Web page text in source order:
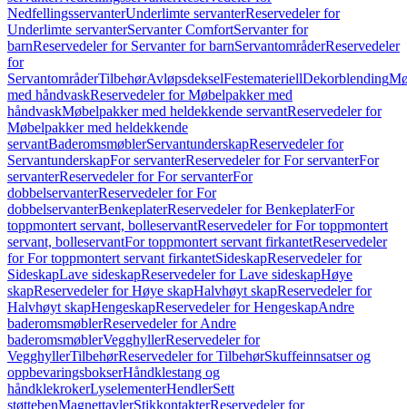
NedfellingsservanterUnderlimte servanterReservedeler for
Underlimte servanterServanter ComfortServanter for
barnReservedeler for Servanter for barnServantområderReservedeler
for
ServantområderTilbehørAvløpsdekselFestemateriellDekorblending
med håndvaskReservedeler for Møbelpakker med
håndvaskMøbelpakker med heldekkende servantReservedeler for
Møbelpakker med heldekkende
servantBaderomsmøblerServantunderskapReservedeler for
ServantunderskapFor servanterReservedeler for For servanterFor
servanterReservedeler for For servanterFor
dobbelservanterReservedeler for For
dobbelservanterBenkeplaterReservedeler for BenkeplaterFor
toppmontert servant, bolleservantReservedeler for For toppmontert
servant, bolleservantFor toppmontert servant firkantetReservedeler
for For toppmontert servant firkantetSideskapReservedeler for
SideskapLave sideskapReservedeler for Lave sideskapHøye
skapReservedeler for Høye skapHalvhøyt skapReservedeler for
Halvhøyt skapHengeskapReservedeler for HengeskapAndre
baderomsmøblerReservedeler for Andre
baderomsmøblerVegghyllerReservedeler for
VegghyllerTilbehørReservedeler for TilbehørSkuffeinnsatser og
oppbevaringsbokserHåndklestang og
håndklekrokerLyselementerHendlerSett
støttebenMagnettavlerStikkontakterReservedeler for